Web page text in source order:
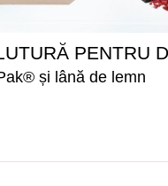
PENTRU
și lână de lemn